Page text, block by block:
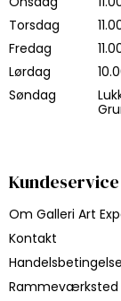
Torsdag
Fredag
Lørdag
Søndag
Kundeservice
Om Galleri Art
Kontakt
Rammeværksted